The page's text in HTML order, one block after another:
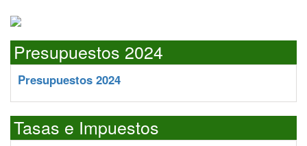
Presupuestos 2024
Presupuestos 2024
Tasas e Impuestos